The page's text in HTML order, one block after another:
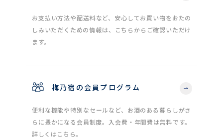
お支払い方法や配送料など、安心してお買い物をおたの
しみいただくための情報は、こちらからご確認いただけ
ます。
梅乃宿の会員プログラム
便利な機能や特別なセールなど、お酒のある暮らしがさ
らに豊かになる会員制度。入会費・年間費は無料です。
詳しくはこちら。